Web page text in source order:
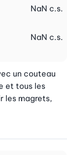
NaN c.s.
NaN c.s.
un couteau
et tous les
les magrets,